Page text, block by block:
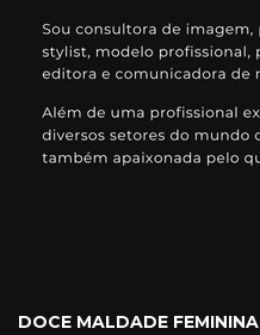
DOCE MALDADE FEMININA